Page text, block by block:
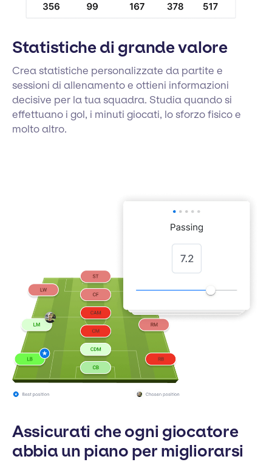
Statistiche di grande valore
Crea statistiche personalizzate da partite e
sessioni di allenamento e ottieni informazioni
decisive per la tua squadra. Studia quando si
effettuano i gol, i minuti giocati, lo sforzo fisico e
molto altro.
Assicurati che ogni giocatore
abbia un piano per migliorarsi